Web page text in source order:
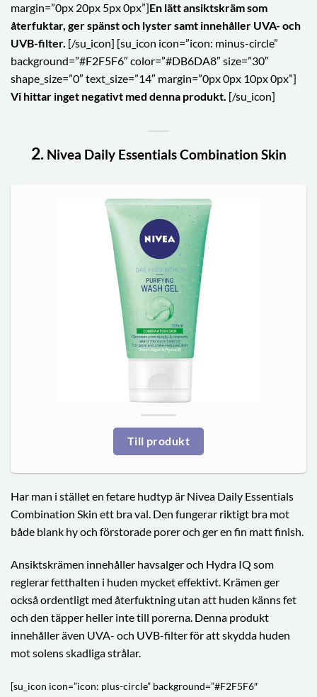
margin=”0px 20px 5px 0px”]En lätt ansiktskräm som
återfuktar, ger spänst och lyster samt innehåller UVA- och
UVB-filter. [/su_icon] [su_icon icon=”icon: minus-circle”
background=”#F2F5F6″ color=”#DB6DA8″ size=”30″
shape_size=”0″ text_size=”14″ margin=”0px 0px 10px 0px”]
Vi hittar inget negativt med denna produkt. [/su_icon]
2. Nivea Daily Essentials Combination Skin
Har man i stället en fetare hudtyp är Nivea Daily Essentials
Combination Skin ett bra val. Den fungerar riktigt bra mot
både blank hy och förstorade porer och ger en fin matt finish.
Ansiktskrämen innehåller havsalger och Hydra IQ som
reglerar fetthalten i huden mycket effektivt. Krämen ger
också ordentligt med återfuktning utan att huden känns fet
och den täpper heller inte till porerna. Denna produkt
innehåller även UVA- och UVB-filter för att skydda huden
mot solens skadliga strålar.
[su_icon icon=”icon: plus-circle” background=”#F2F5F6″
Till produkt